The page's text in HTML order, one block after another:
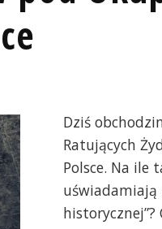
Dziś
Ratujących
Polsce. Na ile
uświadamiają